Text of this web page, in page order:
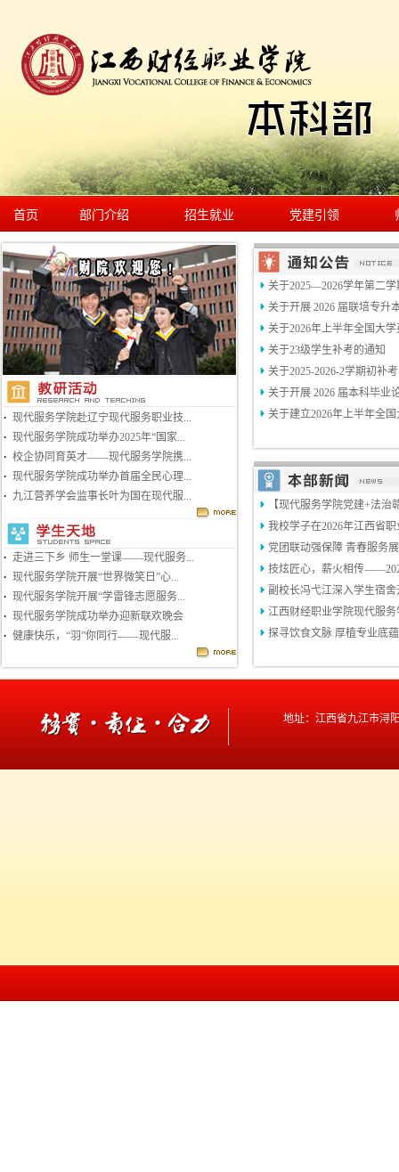
首页 部门介绍 招生就业 党建引领
· 现代服务学院赴辽宁现代服务职业技...
· 现代服务学院成功举办2025年“国家...
· 校企协同育英才——现代服务学院携...
· 现代服务学院成功举办首届全民心理...
· 九江营养学会监事长叶为国在现代服...
· 走进三下乡 师生一堂课——现代服务...
· 现代服务学院开展“世界微笑日”心...
· 现代服务学院开展“学雷锋志愿服务...
· 现代服务学院成功举办迎新联欢晚会
· 健康快乐，“羽”你同行——现代服...
关于2025—2026学年第二
关于开展 2026 届联培专升
关于2026年上半年全国大
关于23级学生补考的通知
关于2025-2026-2学期初补
关于开展 2026 届本科毕业
关于建立2026年上半年全
【现代服务学院党建+法
我校学子在2026年江西省
党团联动强保障 青春服务
技炫匠心，薪火相传
副校长冯弋江深入学生宿
江西财经职业学院现代服
探寻饮食文脉 厚植专业底
地址：江西省九江市浔